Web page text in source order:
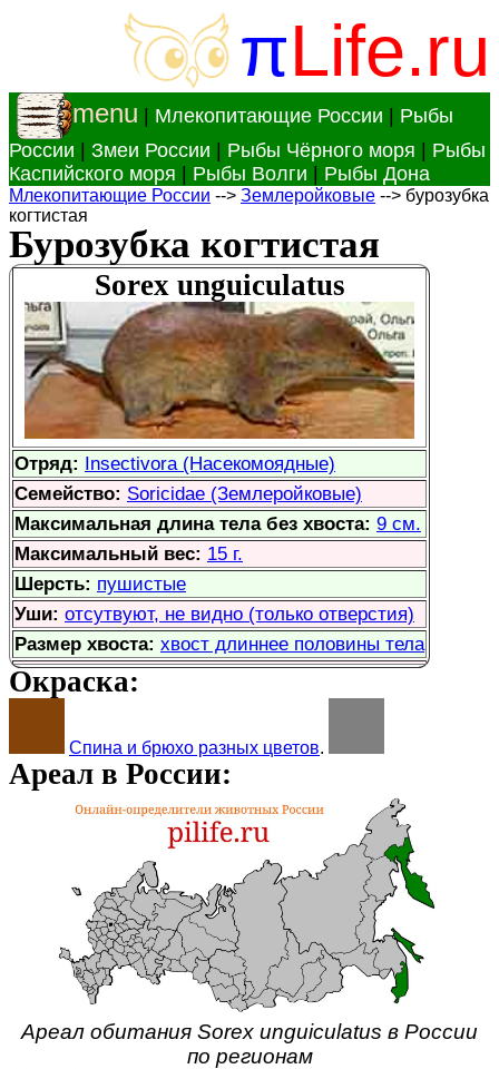
πLife.ru
menu Млекопитающие России
Рыбы
России
Змеи России Рыбы Чёрного моря
Рыбы
Каспийского моря
Рыбы Волги Рыбы Дона
Млекопитающие России --> Землеройковые --> бурозубка
когтистая
Бурозубка когтистая
Sorex unguiculatus
Отряд: Insectivora (Насекомоядные)
Семейство: Soricidae (Землеройковые)
Максимальная длина тела без хвоста: 9 см.
Максимальный вес: 15 г.
Шерсть: пушистые
Уши: отсутвуют, не видно (только отверстия)
Размер хвоста: хвост длиннее половины тела
Окраска:
Спина и брюхо разных цветов.
Ареал в России:
Ареал обитания Sorex unguiculatus в России
по регионам